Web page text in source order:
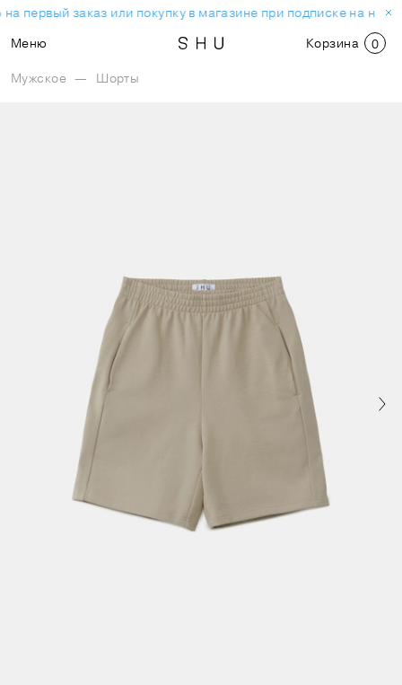
первый заказ или покупку в магазине при подписке на
Меню
Корзина 0
Мужское — Шорты